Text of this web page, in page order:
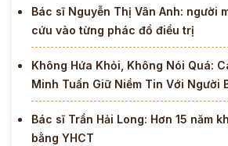
Bác sĩ Nguyễn Thị Vân Anh: người
cứu vào từng phác đồ điều trị
Không Hứa Khỏi, Không Nói Quá:
Minh Tuấn Giữ Niềm Tin Với Người
Bác sĩ Trần Hải Long: Hơn 15 năm
bằng YHCT